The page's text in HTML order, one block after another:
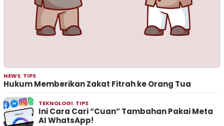
NEWS, TIPS
Hukum Memberikan Zakat Fitrah ke Orang Tua
TEKNOLOGI, TIPS
Ini Cara Cari “Cuan” Tambahan Pakai Meta
AI WhatsApp!